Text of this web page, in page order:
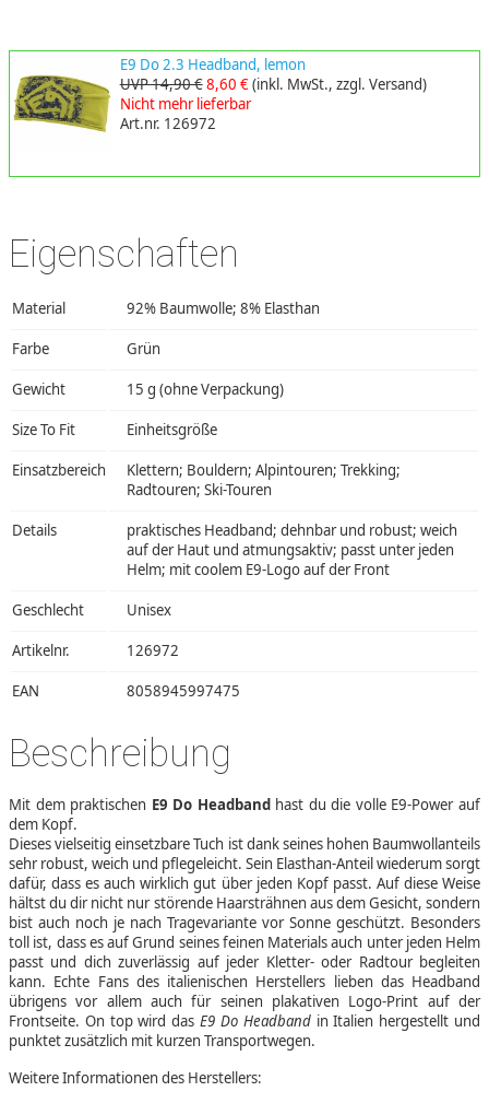
E9 Do 2.3 Headband, lemon
UVP 14,90 €8,60 €(inkl. MwSt., zzgl. Versand)
Nicht mehr lieferbar
Art.nr. 126972
Eigenschaften
Material 92% Baumwolle; 8% Elasthan
Farbe Grün
Gewicht 15 g (ohne Verpackung)
Size To Fit Einheitsgröße
Einsatzbereich
Klettern; Bouldern; Alpintouren; Trekking;
Radtouren; Ski-Touren
Details
praktisches Headband; dehnbar und robust; weich
auf der Haut und atmungsaktiv; passt unter jeden
Helm; mit coolem E9-Logo auf der Front
Geschlecht Unisex
Artikelnr. 126972
EAN 8058945997475
Beschreibung
Mit dem praktischen E9 Do Headbandhast du die volle E9-Power auf
dem Kopf.
Dieses vielseitig einsetzbare Tuch ist dank seines hohen Baumwollanteils
sehr robust, weich und pflegeleicht. Sein Elasthan-Anteil wiederum sorgt
dafür, dass es auch wirklich gut über jeden Kopf passt. Auf diese Weise
hältst du dir nicht nur störende Haarsträhnen aus dem Gesicht, sondern
bist auch noch je nach Tragevariante vor Sonne geschützt. Besonders
toll ist, dass es auf Grund seines feinen Materials auch unter jeden Helm
passt und dich zuverlässig auf jeder Kletter- oder Radtour begleiten
kann. Echte Fans des italienischen Herstellers lieben das Headband
übrigens vor allem auch für seinen plakativen Logo-Print auf der
Frontseite. On top wird dasE9 Do Headbandin Italien hergestellt und
punktet zusätzlich mit kurzen Transportwegen.
Weitere Informationen des Herstellers: